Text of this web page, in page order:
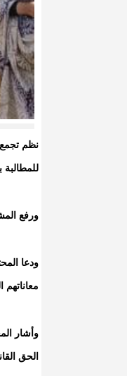
نظم تجمع
ورفع
ودعا
وأشار
الحق